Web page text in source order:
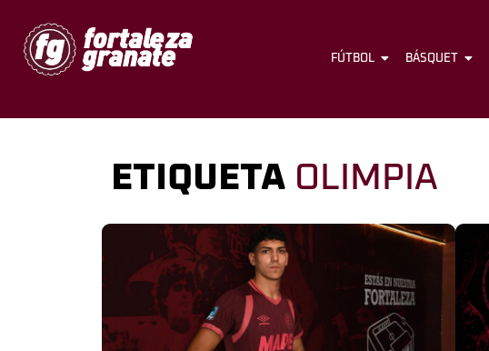
FÚTBOL BÁSQUET
ETIQUETA OLIMPIA